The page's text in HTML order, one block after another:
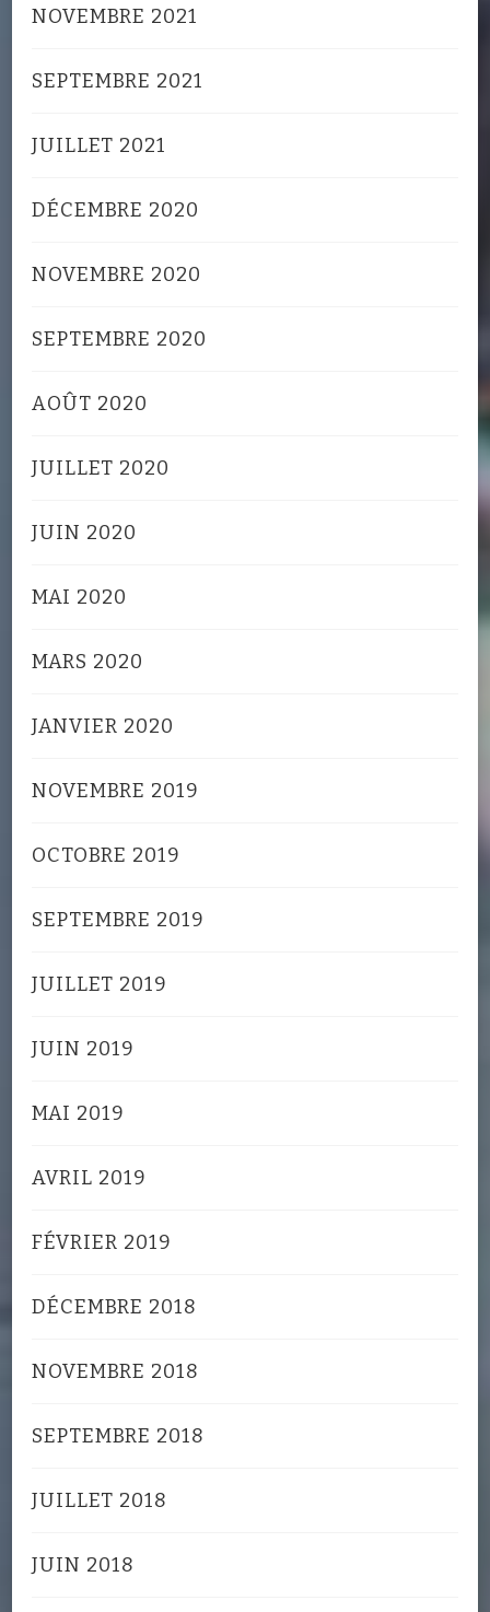
NOVEMBRE 2021
SEPTEMBRE 2021
JUILLET 2021
DÉCEMBRE 2020
NOVEMBRE 2020
SEPTEMBRE 2020
AOÛT 2020
JUILLET 2020
JUIN 2020
MAI 2020
MARS 2020
JANVIER 2020
NOVEMBRE 2019
OCTOBRE 2019
SEPTEMBRE 2019
JUILLET 2019
JUIN 2019
MAI 2019
AVRIL 2019
FÉVRIER 2019
DÉCEMBRE 2018
NOVEMBRE 2018
SEPTEMBRE 2018
JUILLET 2018
JUIN 2018